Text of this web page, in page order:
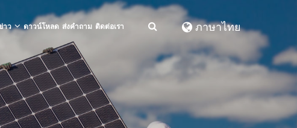
าว ดาวน์โหลด ส่งคำถาม ติดต่อเรา ภาษาไทย